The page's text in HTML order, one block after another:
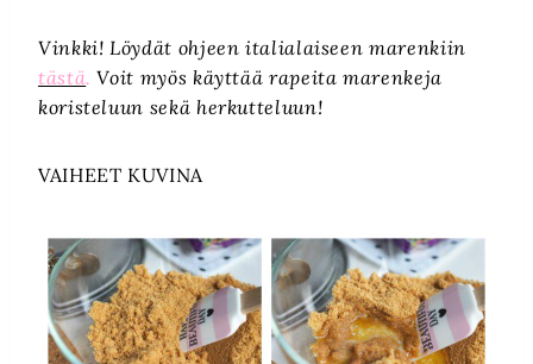
Vinkki! Löydät ohjeen italialaiseen marenkiin
tästä. Voit myös käyttää rapeita marenkeja
koristeluun sekä herkutteluun!
VAIHEET KUVINA